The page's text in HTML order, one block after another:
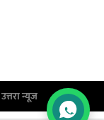
उत्तरा न्यूज